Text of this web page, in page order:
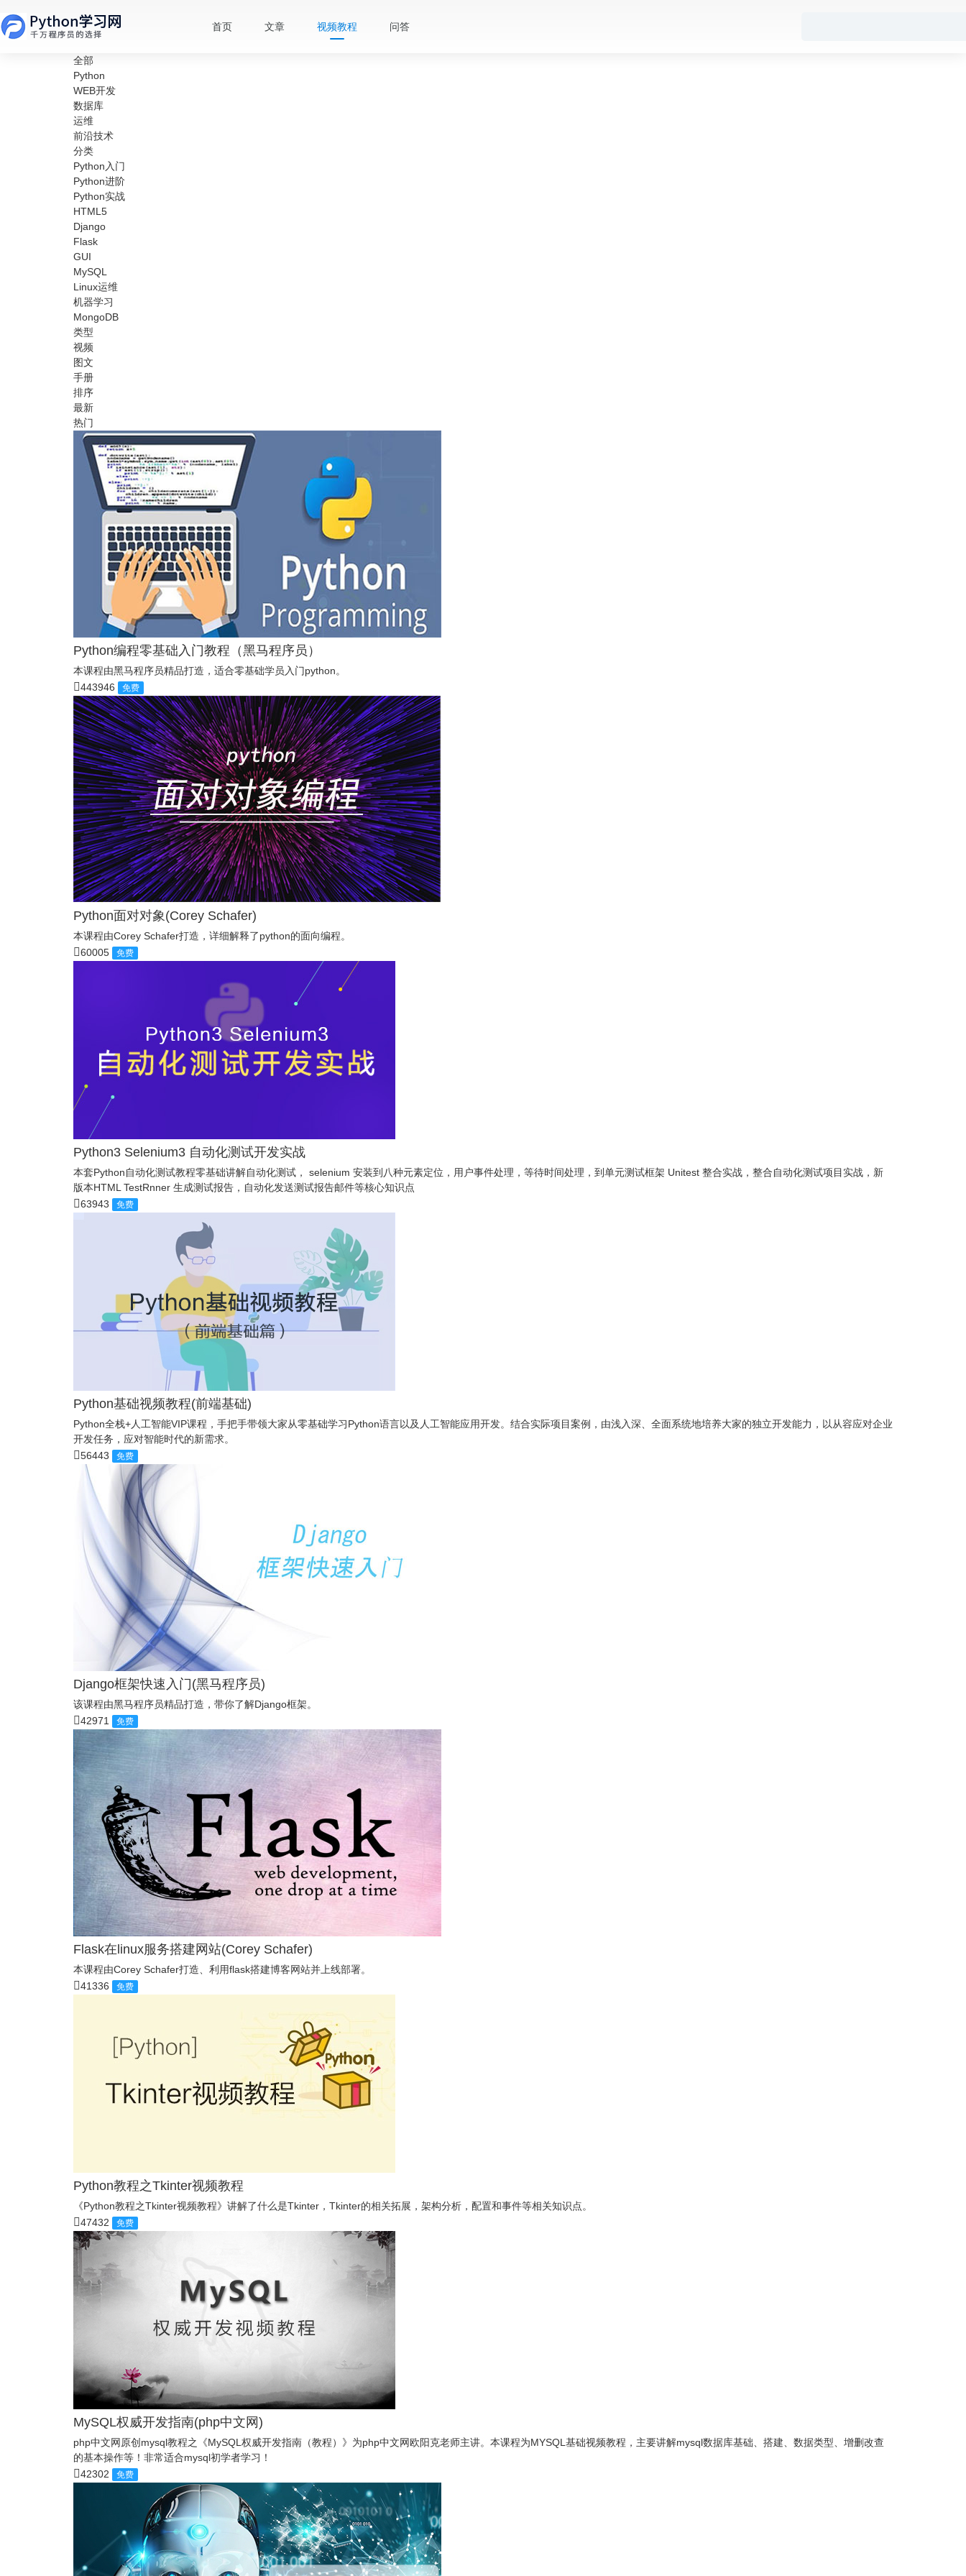
首页 文章 视频教程 问答
全部
Python
WEB开发
数据库
运维
前沿技术
分类
Python入门
Python进阶
Python实战
HTML5
Django
Flask
GUI
MySQL
Linux运维
机器学习
MongoDB
类型
视频
图文
手册
排序
最新
热门
Python编程零基础入门教程（黑马程序员）
本课程由黑马程序员精品打造，适合零基础学员入门python。
443946
免费
Python面对对象(Corey Schafer)
本课程由Corey Schafer打造，详细解释了python的面向编程。
60005
免费
Python3 Selenium3 自动化测试开发实战
本套Python自动化测试教程零基础讲解自动化测试， selenium 安装到八种元素定位，用户事件处理，等待时间处理，到单元测试框架 Unitest 整合实战，整合自动化测试项目实战，新
版本HTML TestRnner 生成测试报告，自动化发送测试报告邮件等核心知识点
63943
免费
Python基础视频教程(前端基础)
Python全栈+人工智能VIP课程，手把手带领大家从零基础学习Python语言以及人工智能应用开发。结合实际项目案例，由浅入深、全面系统地培养大家的独立开发能力，以从容应对企业
开发任务，应对智能时代的新需求。
56443
免费
Django框架快速入门(黑马程序员)
该课程由黑马程序员精品打造，带你了解Django框架。
42971
免费
Flask在linux服务搭建网站(Corey Schafer)
本课程由Corey Schafer打造、利用flask搭建博客网站并上线部署。
41336
免费
Python教程之Tkinter视频教程
《Python教程之Tkinter视频教程》讲解了什么是Tkinter，Tkinter的相关拓展，架构分析，配置和事件等相关知识点。
47432
免费
MySQL权威开发指南(php中文网)
php中文网原创mysql教程之《MySQL权威开发指南（教程）》为php中文网欧阳克老师主讲。本课程为MYSQL基础视频教程，主要讲解mysql数据库基础、搭建、数据类型、增删改查
的基本操作等！非常适合mysql初学者学习！
42302
免费